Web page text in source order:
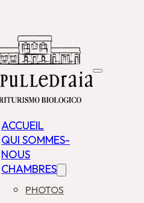
ACCUEIL
QUI SOMMES-
NOUS
CHAMBRES
PHOTOS